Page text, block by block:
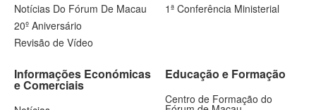
Notícias Do Fórum De Macau
20º Aniversário
Revisão de Vídeo
1ª Conferência Ministerial
Informações Económicas
e Comerciais
Educação e Formação
Centro de Formação do